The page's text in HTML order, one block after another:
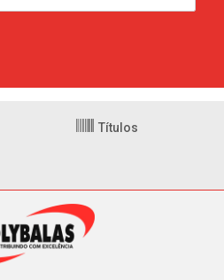
Títulos